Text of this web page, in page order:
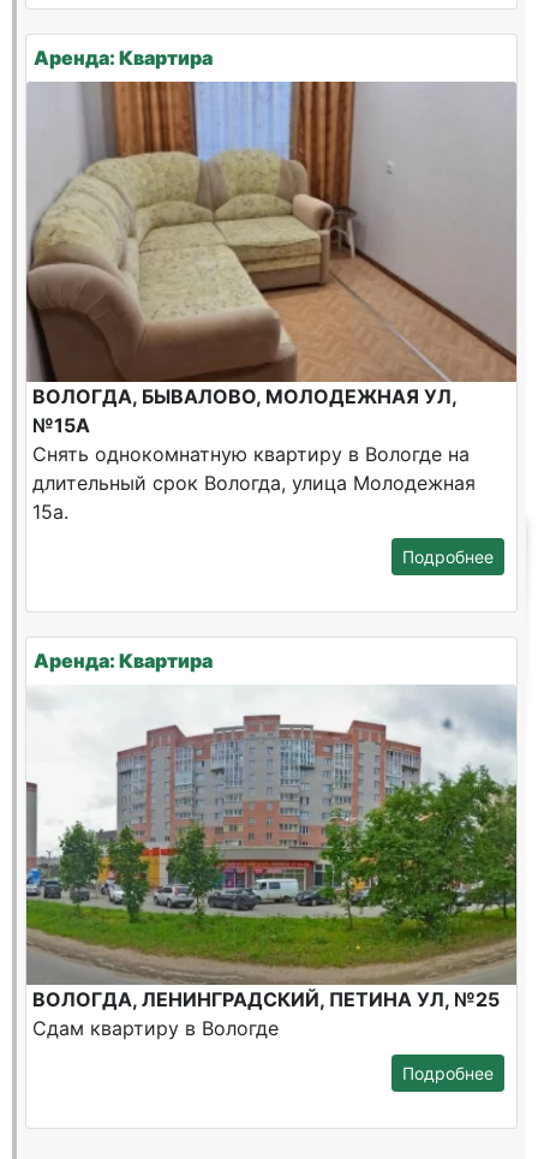
Аренда: Квартира
ВОЛОГДА, БЫВАЛОВО, МОЛОДЕЖНАЯ УЛ,
№15А
Снять однокомнатную квартиру в Вологде на
длительный срок Вологда, улица Молодежная
15а.
Подробнее
Аренда: Квартира
ВОЛОГДА, ЛЕНИНГРАДСКИЙ, ПЕТИНА УЛ, №25
Сдам квартиру в Вологде
Подробнее